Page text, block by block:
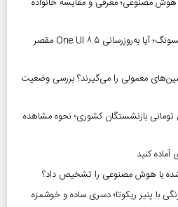
بحران باتری در گوشی‌های سامسونگ؛ آیا به‌روزرسانی One UI ۸.۵ مقصر
معمولی را می‌گیرند؟ بررسی وضعیت
ضروری ۷۵ میلیون تومانی بازنشستگان کشوری؛ نحوه مشاهده
با هوش مصنوعی را تشخیص داد؟
با پنیر ریکوتا؛ دسری ساده و خوشمزه